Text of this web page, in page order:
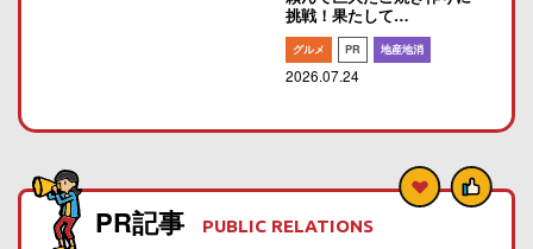
挑戦！果たして…
グルメ PR 地産地消
2026.07.24
PR記事 PUBLIC RELATIONS